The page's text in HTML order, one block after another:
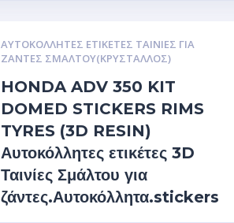
ΑΥΤΟΚΌΛΛΗΤΕΣ ΕΤΙΚΈΤΕΣ ΤΑΙΝΊΕΣ ΓΙΑ
ΖΆΝΤΕΣ ΣΜΆΛΤΟΥ(ΚΡΎΣΤΑΛΛΟΣ)
HONDA ADV 350 KIT
DOMED STICKERS RIMS
TYRES (3D RESIN)
Αυτοκόλλητες ετικέτες 3D
Ταινίες Σμάλτου για
ζάντες.Αυτοκόλλητα.stickers